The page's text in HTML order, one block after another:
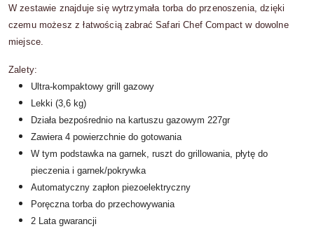
W zestawie znajduje się wytrzymała torba do przenoszenia, dzięki
czemu możesz z łatwością zabrać Safari Chef Compact w dowolne
miejsce.
Zalety:
Ultra-kompaktowy grill gazowy
Lekki (3,6 kg)
Działa bezpośrednio na kartuszu gazowym 227gr
Zawiera 4 powierzchnie do gotowania
W tym podstawka na garnek, ruszt do grillowania, płytę do
pieczenia i garnek/pokrywka
Automatyczny zapłon piezoelektryczny
Poręczna torba do przechowywania
2 Lata gwarancji